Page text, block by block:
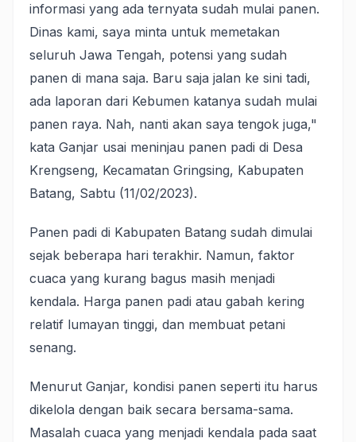
informasi yang ada ternyata sudah mulai panen.
Dinas kami, saya minta untuk memetakan
seluruh Jawa Tengah, potensi yang sudah
panen di mana saja. Baru saja jalan ke sini tadi,
ada laporan dari Kebumen katanya sudah mulai
panen raya. Nah, nanti akan saya tengok juga,"
kata Ganjar usai meninjau panen padi di Desa
Krengseng, Kecamatan Gringsing, Kabupaten
Batang, Sabtu (11/02/2023).
Panen padi di Kabupaten Batang sudah dimulai
sejak beberapa hari terakhir. Namun, faktor
cuaca yang kurang bagus masih menjadi
kendala. Harga panen padi atau gabah kering
relatif lumayan tinggi, dan membuat petani
senang.
Menurut Ganjar, kondisi panen seperti itu harus
dikelola dengan baik secara bersama-sama.
Masalah cuaca yang menjadi kendala pada saat